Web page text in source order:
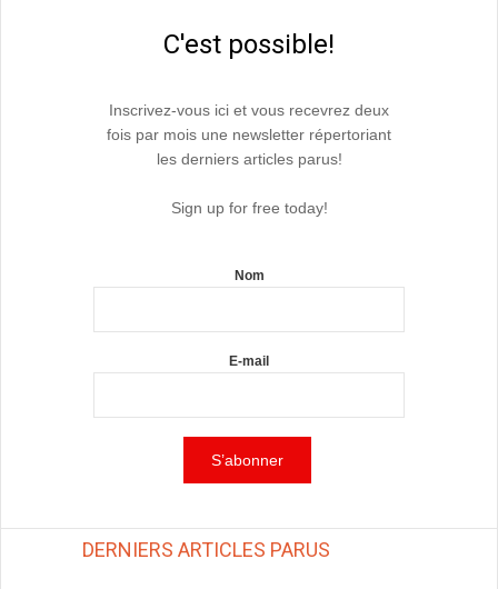
C'est possible!
Inscrivez-vous ici et vous recevrez deux
fois par mois une newsletter répertoriant
les derniers articles parus!
Sign up for free today!
Nom
E-mail
DERNIERS ARTICLES PARUS